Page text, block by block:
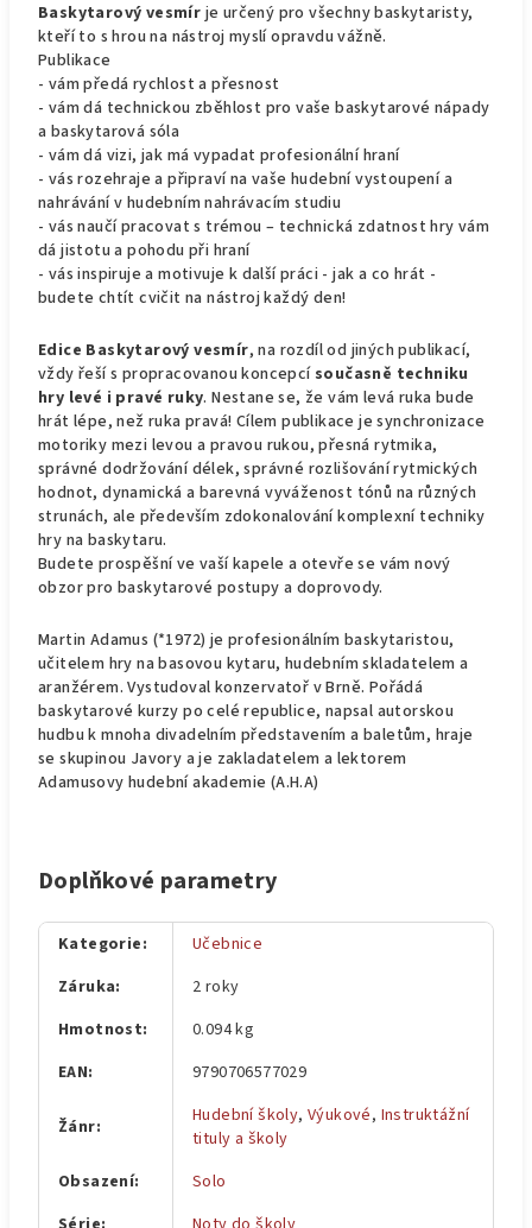
Baskytarový vesmír je určený pro všechny baskytaristy,
kteří to s hrou na nástroj myslí opravdu vážně.
Publikace
- vám předá rychlost a přesnost
- vám dá technickou zběhlost pro vaše baskytarové nápady
a baskytarová sóla
- vám dá vizi, jak má vypadat profesionální hraní
- vás rozehraje a připraví na vaše hudební vystoupení a
nahrávání v hudebním nahrávacím studiu
- vás naučí pracovat s trémou – technická zdatnost hry vám
dá jistotu a pohodu při hraní
- vás inspiruje a motivuje k další práci - jak a co hrát -
budete chtít cvičit na nástroj každý den!
Edice Baskytarový vesmír, na rozdíl od jiných publikací,
vždy řeší s propracovanou koncepcísoučasně techniku
hry levé i pravé ruky. Nestane se, že vám levá ruka bude
hrát lépe, než ruka pravá! Cílem publikace je synchronizace
motoriky mezi levou a pravou rukou, přesná rytmika,
správné dodržování délek, správné rozlišování rytmických
hodnot, dynamická a barevná vyváženost tónů na různých
strunách, ale především zdokonalování komplexní techniky
hry na baskytaru.
Budete prospěšní ve vaší kapele a otevře se vám nový
obzor pro baskytarové postupy a doprovody.
Martin Adamus (*1972) je profesionálním baskytaristou,
učitelem hry na basovou kytaru, hudebním skladatelem a
aranžérem. Vystudoval konzervatoř v Brně. Pořádá
baskytarové kurzy po celé republice, napsal autorskou
hudbu k mnoha divadelním představením a baletům, hraje
se skupinou Javory a je zakladatelem a lektorem
Adamusovy hudební akademie (A.H.A)
Doplňkové parametry
Kategorie:
Učebnice
Záruka:
2 roky
Hmotnost:
0.094 kg
EAN: 9790706577029
Žánr: Hudební školy,Výukové, Instruktážní
tituly a školy
Obsazení:
Solo